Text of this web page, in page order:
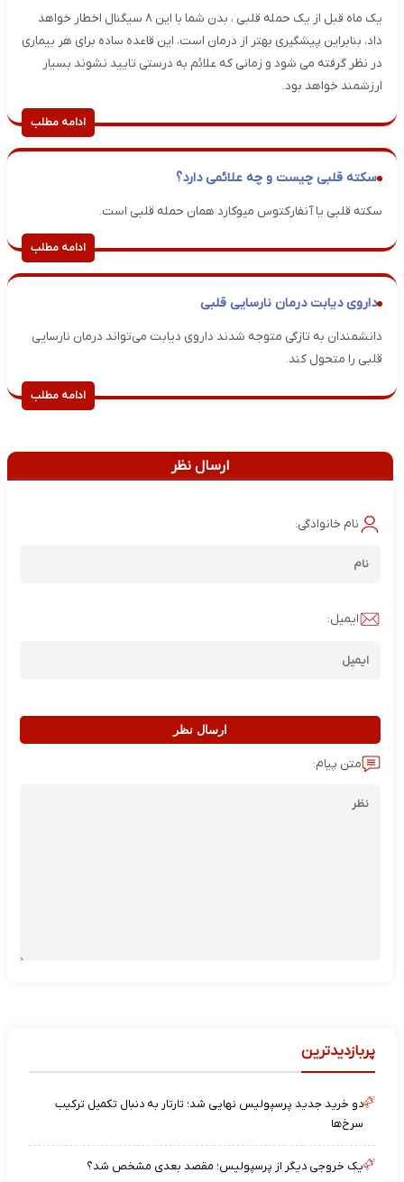
یک ماه قبل از یک حمله قلبی ، بدن شما با این ۸ سیگنال اخطار خواهد
داد، بنابراین پیشگیری بهتر از درمان است، این قاعده ساده برای هر بیماری
در نظر گرفته می شود و زمانی که علائم به درستی تایید نشوند بسیار
ارزشمند خواهد بود.
ادامه مطلب
سکته قلبی چیست و چه علائمی دارد؟
سکته قلبی یا آنفارکتوس میوکارد همان حمله قلبی است.
ادامه مطلب
داروی دیابت درمان نارسایی قلبی
دانشمندان به تازگی متوجه شدند داروی دیابت می‌تواند درمان نارسایی
قلبی را متحول کند.
ادامه مطلب
ارسال نظر
نام خانوادگی:
ایمیل:
ارسال نظر
متن پیام:
پربازدیدترین
دو خرید جدید پرسپولیس نهایی شد؛ تارتار به دنبال تکمیل ترکیب
سرخ‌ها
یک خروجی دیگر از پرسپولیس؛ مقصد بعدی مشخص شد؟